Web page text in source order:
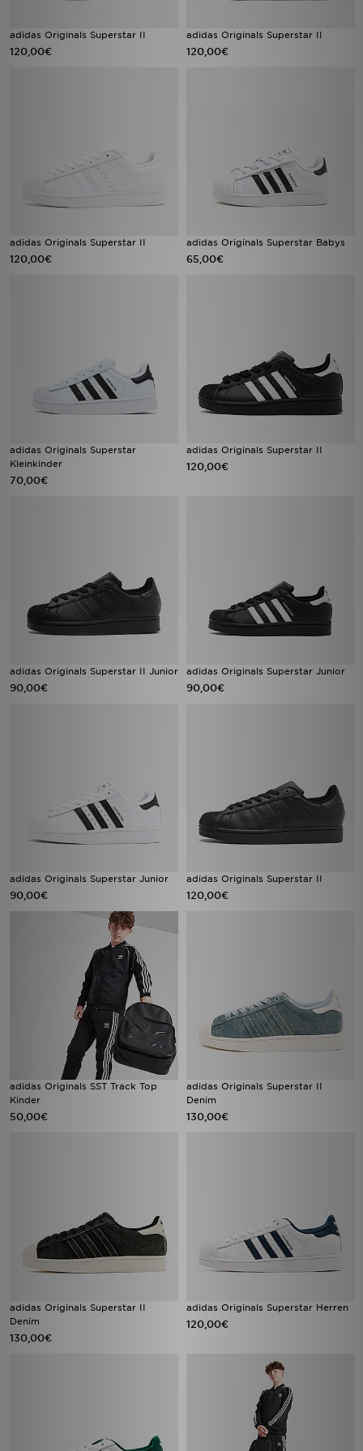
adidas Originals Superstar II
120,00€
adidas Originals Superstar II
120,00€
adidas Originals Superstar II
120,00€
adidas Originals Superstar Babys
65,00€
adidas Originals Superstar
Kleinkinder
70,00€
adidas Originals Superstar II
120,00€
adidas Originals Superstar II Junior
90,00€
adidas Originals Superstar Junior
90,00€
adidas Originals Superstar Junior
90,00€
adidas Originals Superstar II
120,00€
adidas Originals SST Track Top
Kinder
50,00€
adidas Originals Superstar II
Denim
130,00€
adidas Originals Superstar II
Denim
130,00€
adidas Originals Superstar Herren
120,00€